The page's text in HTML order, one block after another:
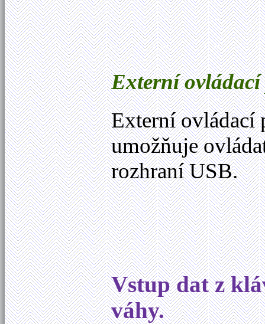
Externí
Externí ovládací
umožňuje
rozhraní USB.
Vstup dat z
váhy.